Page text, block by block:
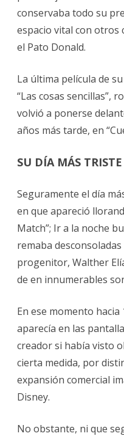
conservaba todo su
espacio vital con otros
el Pato Donald.
La última película de
“Las cosas sencillas”,
volvió a ponerse
años más tarde, en
SU DÍA MÁS TRISTE
Seguramente el día
en que apareció
Match”; Ir a la noche
remaba
progenitor, Walther
de en innumerables
En ese momento
aparecía en las
creador si había visto
cierta medida, por
expansión comercial
Disney.
No obstante, ni que